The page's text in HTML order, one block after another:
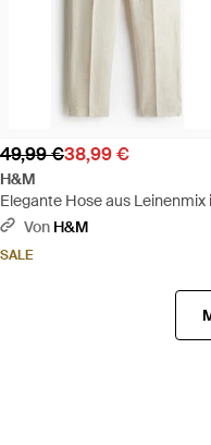
49,99 €38,99 €
H&M
Elegante Hose aus Leinenmix
Regular Fit - Weiß
Von H&M
SALE